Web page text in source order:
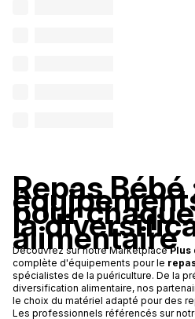
Repas Bébé
pour
la
alimentaire
Découvrez sur notre MarketplacePlus
complète d'équipements pour le
spécialistes de la puériculture. De la
diversification alimentaire, nos
le choix du matériel adapté pour des
Les professionnels référencés sur